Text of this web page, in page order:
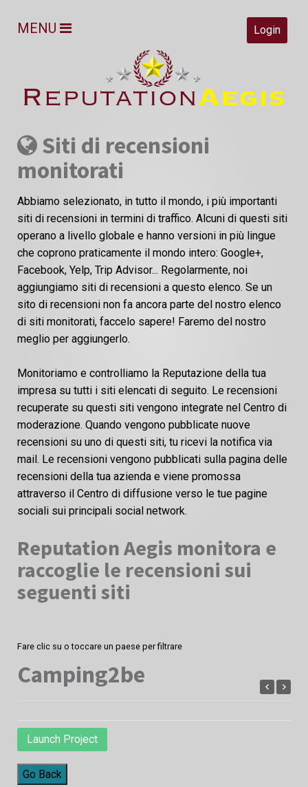
Login
MENU
Siti di recensioni
monitorati
Abbiamo selezionato, in tutto il mondo, i più importanti
siti di recensioni in termini di traffico. Alcuni di questi siti
operano a livello globale e hanno versioni in più lingue
che coprono praticamente il mondo intero: Google+,
Facebook, Yelp, Trip Advisor... Regolarmente, noi
aggiungiamo siti di recensioni a questo elenco. Se un
sito di recensioni non fa ancora parte del nostro elenco
di siti monitorati, faccelo sapere! Faremo del nostro
meglio per aggiungerlo.
Monitoriamo e controlliamo la Reputazione della tua
impresa su tutti i siti elencati di seguito. Le recensioni
recuperate su questi siti vengono integrate nel Centro di
moderazione. Quando vengono pubblicate nuove
recensioni su uno di questi siti, tu ricevi la notifica via
mail. Le recensioni vengono pubblicati sulla pagina delle
recensioni della tua azienda e viene promossa
attraverso il Centro di diffusione verso le tue pagine
sociali sui principali social network.
Reputation Aegis monitora e
raccoglie le recensioni sui
seguenti siti
Fare clic su o toccare un paese per filtrare
Camping2be
Launch Project
Go Back